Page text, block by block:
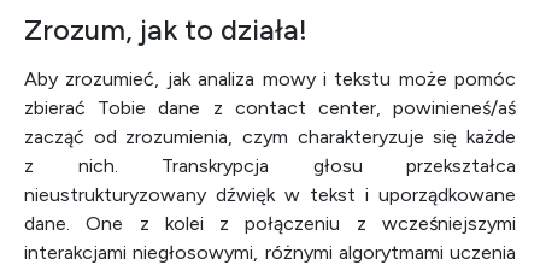
Zrozum, jak to działa!
Aby zrozumieć, jak analiza mowy i tekstu może pomóc
zbierać Tobie dane z contact center, powinieneś/aś
zacząć od zrozumienia, czym charakteryzuje się każde
z nich. Transkrypcja głosu przekształca
nieustrukturyzowany dźwięk w tekst i uporządkowane
dane. One z kolei z połączeniu z wcześniejszymi
interakcjami niegłosowymi, różnymi algorytmami uczenia